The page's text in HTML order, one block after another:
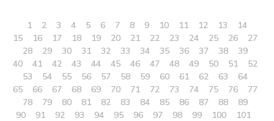
1 2 3 4 5 6 7 8 9 10 11 12 13
14
15
16 17 18 19 20 21 22 23 24 25 26
27
28
29 30 31 32 33 34 35 36 37 38
39
40
41 42 43 44 45 46 47 48 49 50 51
52
53
54 55 56 57 58 59 60 61 62 63
64
65
66 67 68 69 70 71 72 73 74 75 76
77
78
79 80 81 82 83 84 85 86 87 88
89
90
91 92 93 94 95 96 97 98 99 100
101